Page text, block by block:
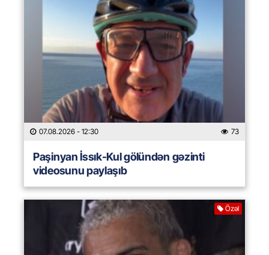
07.08.2026 - 12:30 73
Paşinyan İssık-Kul gölündən gəzinti
videosunu paylaşıb
Özəl